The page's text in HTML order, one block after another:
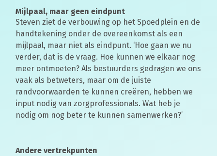
Mijlpaal, maar geen eindpunt
Steven ziet de verbouwing op het Spoedplein en de
handtekening onder de overeenkomst als een
mijlpaal, maar niet als eindpunt. ‘Hoe gaan we nu
verder, dat is de vraag. Hoe kunnen we elkaar nog
meer ontmoeten? Als bestuurders gedragen we ons
vaak als betweters, maar om de juiste
randvoorwaarden te kunnen creëren, hebben we
input nodig van zorgprofessionals. Wat heb je
nodig om nog beter te kunnen samenwerken?’
Andere vertrekpunten